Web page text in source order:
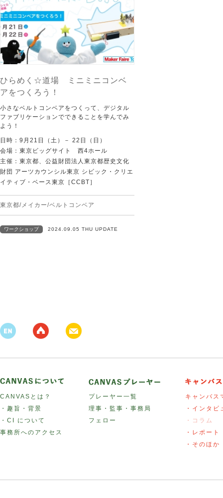
ひらめく☆道場 ミニミニコンベ
アをつくろう！
小さなベルトコンベアをつくって、デジタル
ファブリケーションでできることを学んでみ
よう！
日時：9月21日（土）－ 22日（日）
会場：東京ビッグサイト 西4ホール
主催：東京都、公益財団法人東京都歴史文化
財団 アーツカウンシル東京 シビック・クリエ
イティブ・ベース東京［CCBT］
東京都/メイカー/ベルトコンベア
ワークショップ 2024.09.05 THU UPDATE
CANVASとは？
・趣旨・背景
・CI について
事務所へのアクセス
プレーヤー一覧
理事・監事・事務局
フェロー
キャンバス
・インタビ
・コラム
・レポート
・そのほか